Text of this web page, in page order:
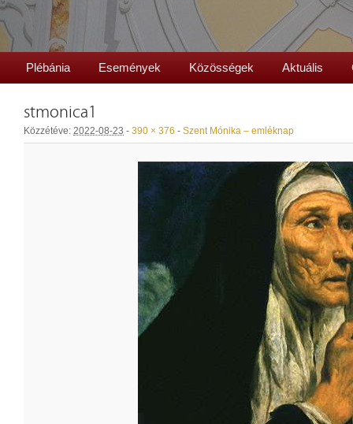
Plébánia Események Közösségek Aktuális
stmonica1
Közzétéve: 2022-08-23 - 390 × 376 - Szent Mónika – emléknap